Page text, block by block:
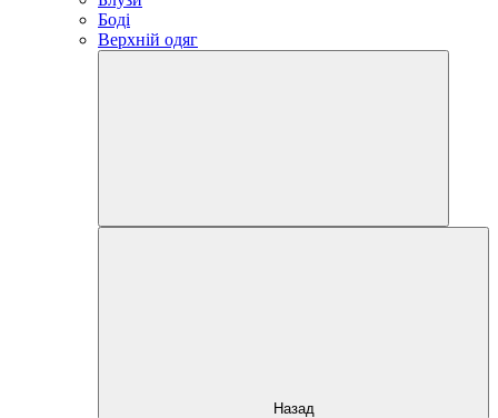
Боді
Верхній одяг
Назад